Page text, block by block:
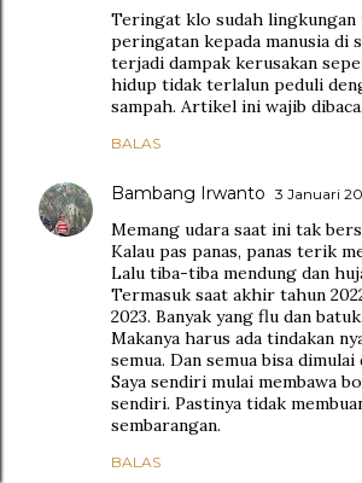
Teringat klo sudah lingkungan
peringatan kepada manusia di
terjadi dampak kerusakan
hidup tidak terlalun peduli
sampah. Artikel ini wajib dibaca.
BALAS
Bambang Irwanto 3 Januari
Memang udara saat ini tak
Kalau pas panas, panas terik
Lalu tiba-tiba mendung dan
Termasuk saat akhir tahun
2023. Banyak yang flu dan batuk.
Makanya harus ada tindakan
semua. Dan semua bisa
Saya sendiri mulai membawa
sendiri. Pastinya tidak
sembarangan.
BALAS